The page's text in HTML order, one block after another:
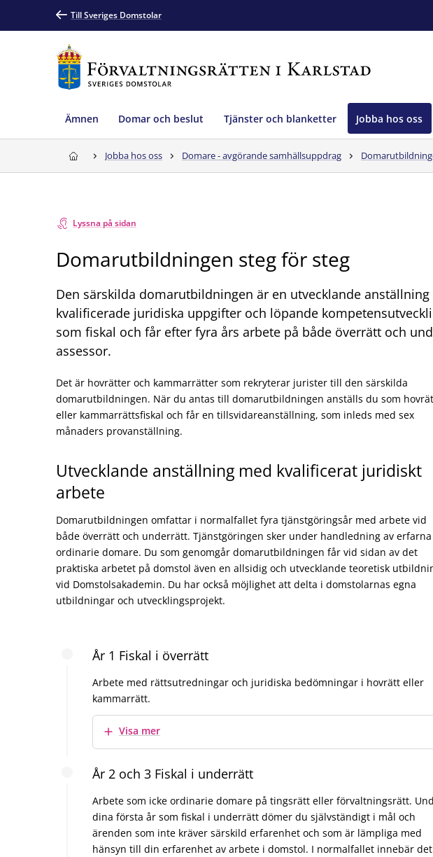
Till Sveriges Domstolar
Ämnen Domar och beslut Tjänster och blanketter Jobba hos oss
Jobba hos oss Domare - avgörande samhällsuppdrag
Lyssna på sidan
Domarutbildningen steg för steg
Den särskilda domarutbildningen är en utvecklande anställning
kvalificerade juridiska uppgifter och löpande
som fiskal och får efter fyra års arbete på både överrätt och
assessor.
Det är hovrätter och kammarrätter som rekryterar jurister till den särskilda
domarutbildningen. När du antas till domarutbildningen anställs du som
eller kammarrättsfiskal och får en tillsvidareanställning, som inleds med sex
månaders provanställning.
Utvecklande anställning med kvalificerat juridiskt
arbete
Domarutbildningen omfattar i normalfallet fyra tjänstgöringsår med arbete vid
både överrätt och underrätt. Tjänstgöringen sker under handledning av erfarna
ordinarie domare. Du som genomgår domarutbildningen får vid sidan av det
praktiska arbetet på domstol även en allsidig och utvecklande teoretisk
vid Domstolsakademin. Du har också möjlighet att delta i domstolarnas egna
utbildningar och utvecklingsprojekt.
År 1 Fiskal i överrätt
Arbete med rättsutredningar och juridiska bedömningar i hovrätt eller
kammarrätt.
Visa mer
År 2 och 3 Fiskal i underrätt
Arbete som icke ordinarie domare på tingsrätt eller förvaltningsrätt.
dina första år som fiskal i underrätt dömer du självständigt i mål och
ärenden som inte kräver särskild erfarenhet och som är lämpliga med
hänsyn till din erfarenhet av arbete i domstol. I normalfallet innebär